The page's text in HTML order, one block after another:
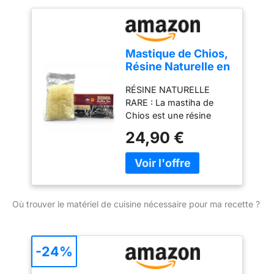
produit.
Mastique de Chios,
Résine Naturelle en
Larmes,50g, Arôme
Résineux Frais
RÉSINE NATURELLE
RARE : La mastiha de
Chios est une résine
exclusivement sur l'île
grecque de Chios. GOÛT
UNIQUE : Arôme frais,
avec une texture qui
CUISINE : Parfume
desserts, glaces,
24,90 €
Où trouver le matériel de cuisine nécessaire pour ma recette ?
-24%